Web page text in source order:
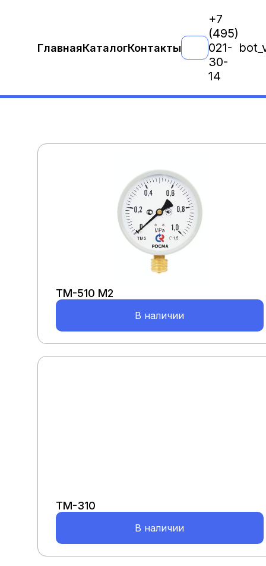
ГлавнаяКаталогКонтакты
+7
(495)
021-
30-
14
ТМ-510 М2
В наличии
ТМ-310
В наличии